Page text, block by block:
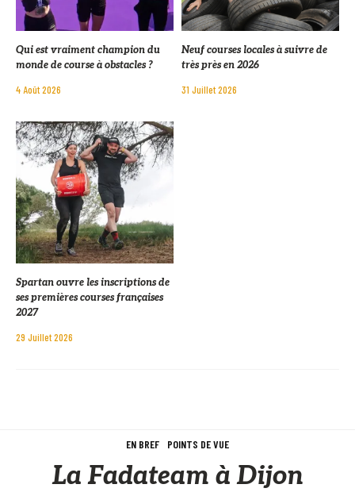
Qui est vraiment champion du
monde de course à obstacles ?
4 Août 2026
Neuf courses locales à suivre de
très près en 2026
31 Juillet 2026
Spartan ouvre les inscriptions de
ses premières courses françaises
2027
29 Juillet 2026
EN BREF POINTS DE VUE
La Fadateam à Dijon